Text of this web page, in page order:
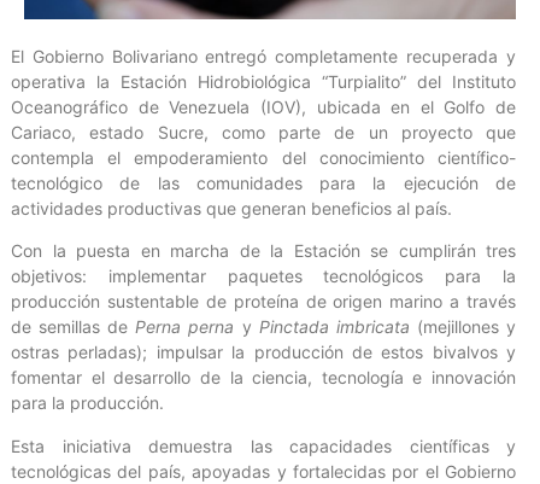
El Gobierno Bolivariano entregó completamente recuperada y
operativa la Estación Hidrobiológica “Turpialito” del Instituto
Oceanográfico de Venezuela (IOV), ubicada en el Golfo de
Cariaco, estado Sucre, como parte de un proyecto que
contempla el empoderamiento del conocimiento científico-
tecnológico de las comunidades para la ejecución de
actividades productivas que generan beneficios al país.
Con la puesta en marcha de la Estación se cumplirán tres
objetivos: implementar paquetes tecnológicos para la
producción sustentable de proteína de origen marino a través
de semillas de Perna perna y Pinctada imbricata (mejillones y
ostras perladas); impulsar la producción de estos bivalvos y
fomentar el desarrollo de la ciencia, tecnología e innovación
para la producción.
Esta iniciativa demuestra las capacidades científicas y
tecnológicas del país, apoyadas y fortalecidas por el Gobierno